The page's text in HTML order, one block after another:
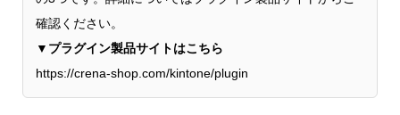
確認ください。
▼プラグイン製品サイトはこちら
https://crena-shop.com/kintone/plugin